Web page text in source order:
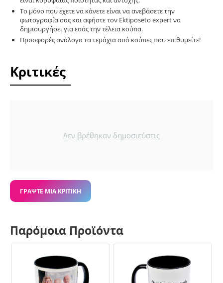
Το μόνο που έχετε να κάνετε είναι να ανεβάσετε την
φωτογραφία σας και αφήστε τον Ektiposeto expert να
δημιουργήσει για εσάς την τέλεια κούπα.
Προσφορές ανάλογα τα τεμάχια από κούπες που επιθυμείτε!
Κριτικές
Δεν βρέθηκαν δημοσιεύσεις
ΓΡΆΨΤΕ ΜΙΑ ΚΡΙΤΙΚΉ
Παρόμοια Προϊόντα